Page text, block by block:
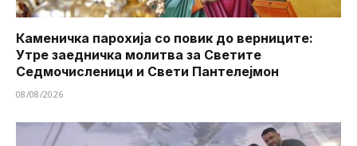
Каменичка парохија со повик до верниците:
Утре заедничка молитва за Светите
Седмочисленици и Свети Пантелејмон
08/08/2026